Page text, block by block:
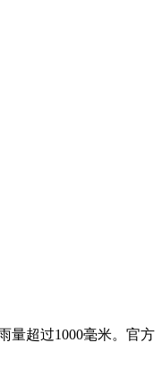
量超过1000毫米。官方